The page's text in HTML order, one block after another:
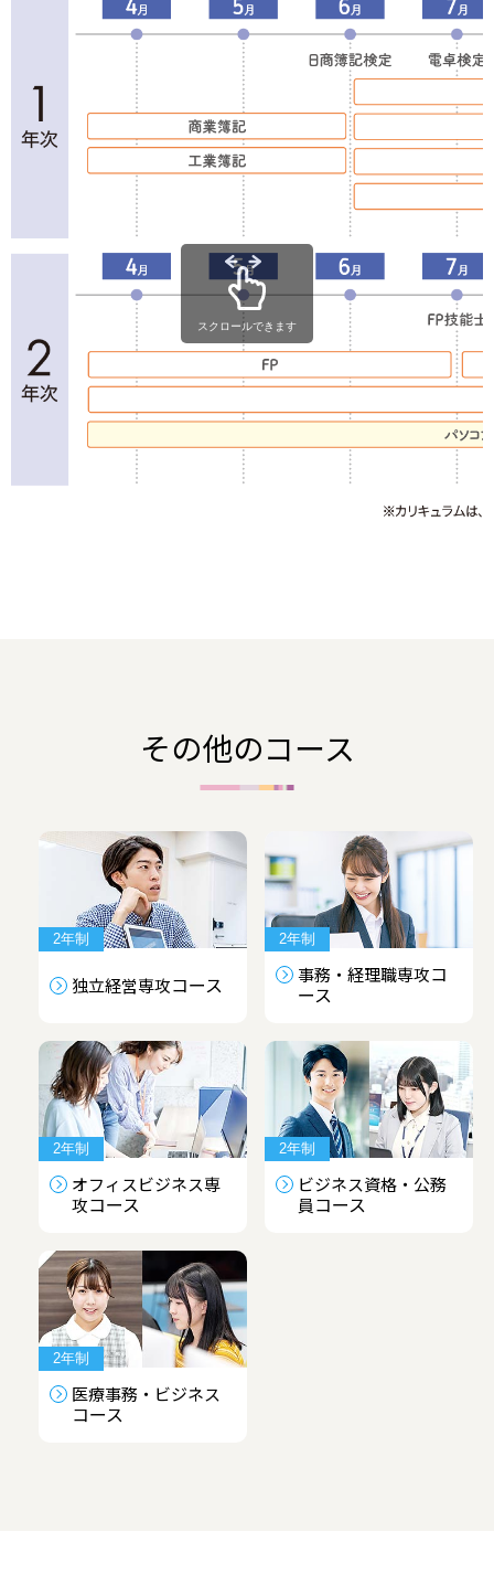
スクロールできます
その他のコース
2年制
独立経営専攻コース
2年制
事務・経理職専攻コ
ース
2年制
オフィスビジネス専
攻コース
2年制
ビジネス資格・公務
員コース
2年制
医療事務・ビジネス
コース